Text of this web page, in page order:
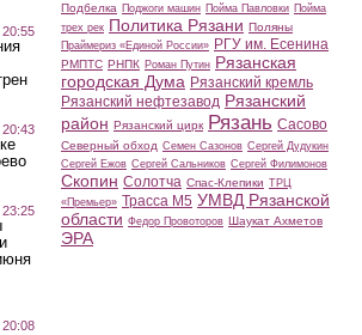
Подбелка Поджоги машин Пойма Павловки Пойма
трех рек Политика Рязани Поляны
Праймериз «Единой России» РГУ им. Есенина
РМПТС РНПК Роман Путин Рязанская
городская Дума Рязанский кремль
Рязанский нефтезавод Рязанский
район Рязанский цирк Рязань Сасово
Северный обход Семен Сазонов Сергей Дудукин
Сергей Ежов Сергей Сальников Сергей Филимонов
Скопин Солотча Спас-Клепики ТРЦ
«Премьер» Трасса М5 УМВД Рязанской
области Федор Провоторов Шаукат Ахметов
ЭРА